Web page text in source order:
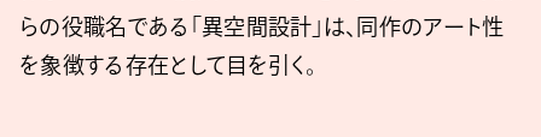
らの役職名である「異空間設計」は、同作のアート性
を象徴する存在として目を引く。